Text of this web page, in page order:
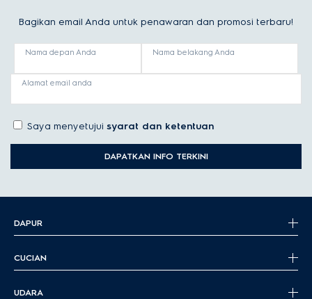
Bagikan email Anda untuk penawaran dan promosi terbaru!
Nama depan Anda Nama belakang Anda
Alamat email anda
Saya menyetujui syarat dan ketentuan
DAPATKAN INFO TERKINI
DAPUR
CUCIAN
UDARA